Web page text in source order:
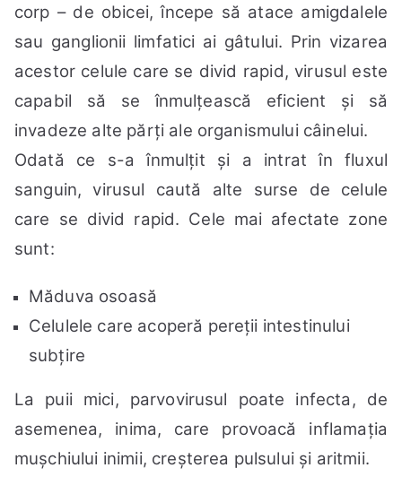
corp – de obicei, începe să atace amigdalele
sau ganglionii limfatici ai gâtului. Prin vizarea
acestor celule care se divid rapid, virusul este
capabil să se înmulțească eficient și să
invadeze alte părți ale organismului câinelui.
Odată ce s-a înmulțit și a intrat în fluxul
sanguin, virusul caută alte surse de celule
care se divid rapid. Cele mai afectate zone
sunt:
Măduva osoasă
Celulele care acoperă pereții intestinului
subțire
La puii mici, parvovirusul poate infecta, de
asemenea, inima, care provoacă inflamația
mușchiului inimii, creșterea pulsului și aritmii.